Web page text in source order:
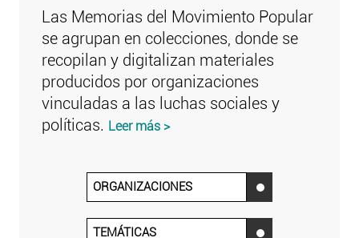
Las Memorias del Movimiento Popular
se agrupan en colecciones, donde se
recopilan y digitalizan materiales
producidos por organizaciones
vinculadas a las luchas sociales y
políticas. Leer más >
ORGANIZACIONES ‌
TEMÁTICAS